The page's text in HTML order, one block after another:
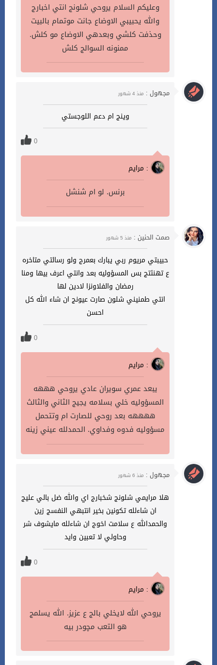
وعليكم السلام يروحي شلونج انتي اخبارج
والله يحبيبي الاوضاع جانت موتمام بالبيت
وحذفت كلشي وبعدهي الاوضاع مو كلش.
ممنونه السوالج كلش
مجهول : منذ 4 شهور
وينج ام دعم اللوجستي
0
مرايم :
برنس. لو ام شنشل
صمت الحنين : منذ 5 شهور
حبيبتي مريوم ربي يبارك بعمرج ولو رسالتي متاخره
ع تهنئتج بس المسؤوليه بعد وانتي اعرف بيها ومنا
رمضان والفلاونزا لادين لها
انتي طمنيني شلون صارت عيونج ان شاء الله كل
احسن
0
مرايم :
يبعد عمري سويران عادي يروحي هههه
المسؤوليه خلي بسلامه يجيج الثاني والثالث
ههههه بعد روحي للصارت ام وتتحمل
مسؤوليه فدوه وفداوي. الحمدلله عيني زينه
مجهول : منذ 6 شهور
هلا مرايمي شلونج شخبارج اي والله ضل بالي عليج
ان شاءلله تكونين بخير انتبهي النفسج زين
والحمدالله ع سلامت اخوج ان شاءلله مايشوف شر
وحاولي لا تعبين وايد
0
مرايم :
يروحي الله لايخلي بالج ع عزيز. الله يسلمج
هو التعب مچودر بيه